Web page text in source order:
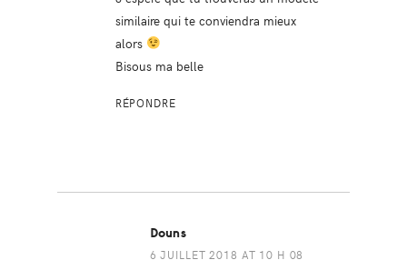
similaire qui te conviendra mieux
alors
Bisous ma belle
RÉPONDRE
Douns
6 JUILLET 2018 AT 10 H 08